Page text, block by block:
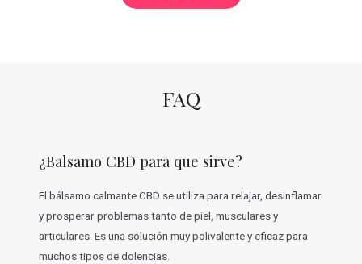
r
i
o
e
s
FAQ
¿Balsamo CBD para que sirve?
El bálsamo calmante CBD se utiliza para relajar, desinflamar
y prosperar problemas tanto de piel, musculares y
articulares. Es una solución muy polivalente y eficaz para
muchos tipos de dolencias.